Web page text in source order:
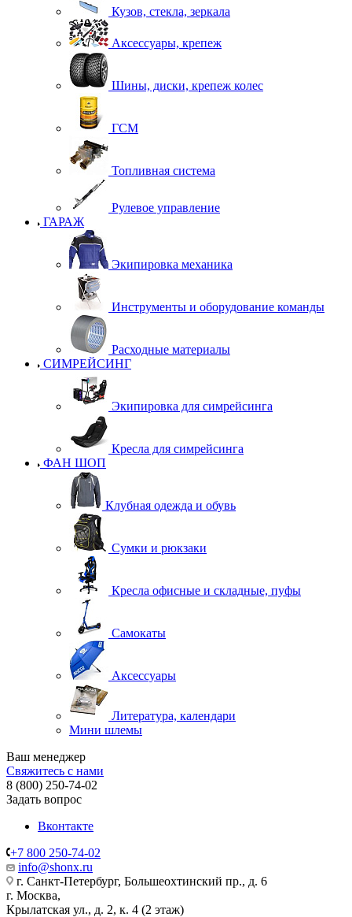
Кузов, стекла, зеркала
Аксессуары, крепеж
Шины, диски, крепеж колес
ГСМ
Топливная система
Рулевое управление
ГАРАЖ
Экипировка механика
Инструменты и оборудование команды
Расходные материалы
СИМРЕЙСИНГ
Экипировка для симрейсинга
Кресла для симрейсинга
ФАН ШОП
Клубная одежда и обувь
Сумки и рюкзаки
Кресла офисные и складные, пуфы
Самокаты
Аксессуары
Литература, календари
Мини шлемы
Ваш менеджер
Свяжитесь с нами
8 (800) 250-74-02
Задать вопрос
Вконтакте
+7 800 250-74-02
info@shonx.ru
г. Санкт-Петербург, Большеохтинский пр., д. 6
г. Москва,
Крылатская ул., д. 2, к. 4 (2 этаж)